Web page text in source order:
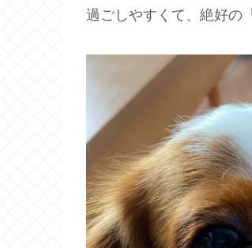
過ごしやすくて、絶好の